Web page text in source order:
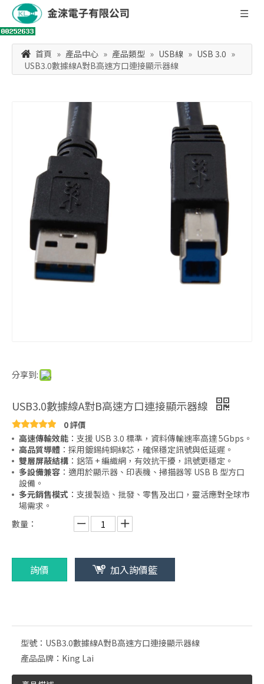
首頁 » 產品中心 » 產品類型 » USB線 » USB 3.0 »
USB3.0數據線A對B高速方口連接顯示器線
分享到:
USB3.0數據線A對B高速方口連接顯示器線
0 評價
高速傳輸效能 ：支援 USB 3.0 標準，資料傳輸速率高達 5Gbps。
高品質導體 ：採用鍍錫純銅線芯，確保穩定訊號與低延遲。
雙層屏蔽結構 ：鋁箔 + 編織網，有效抗干擾，訊號更穩定。
多設備兼容 ：適用於顯示器、印表機、掃描器等 USB B 型方口
設備。
多元銷售模式 ：支援製造、批發、零售及出口，靈活應對全球市
場需求。
數量：
詢價 加入詢價籃
型號： USB3.0數據線A對B高速方口連接顯示器線
產品品牌： King Lai